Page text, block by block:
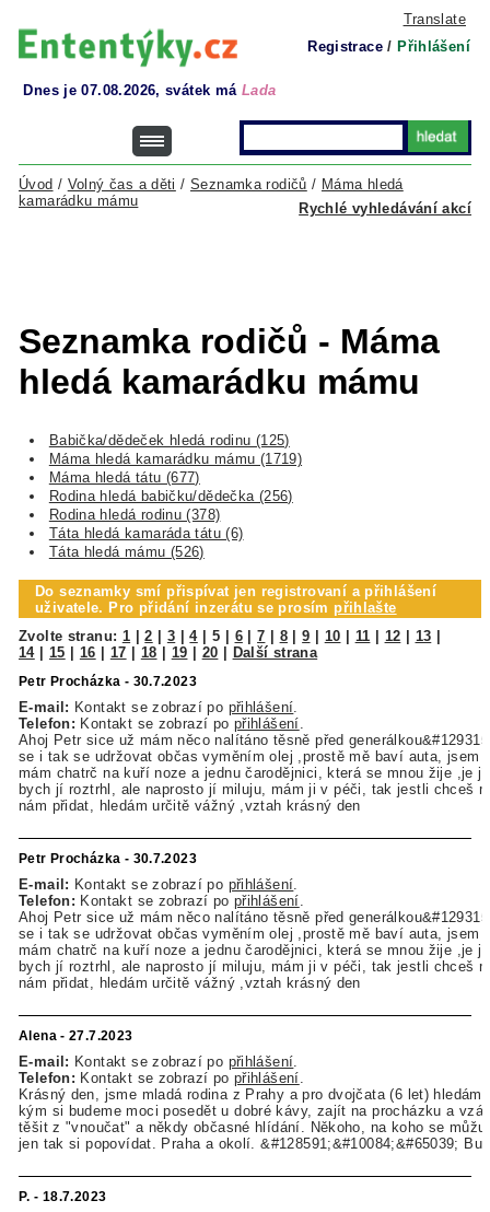
Translate
Registrace / Přihlášení
Dnes je 07.08.2026, svátek má Lada
Rychlé vyhledávání akcí
Úvod / Volný čas a děti /Seznamka rodičů / Máma hledá
kamarádku mámu
Seznamka rodičů - Máma
hledá kamarádku mámu
Babička/dědeček hledá rodinu (125)
Máma hledá kamarádku mámu (1719)
Máma hledá tátu (677)
Rodina hledá babičku/dědečka (256)
Rodina hledá rodinu (378)
Táta hledá kamaráda tátu (6)
Táta hledá mámu (526)
Do seznamky smí přispívat jen registrovaní a přihlášení
uživatele. Pro přidání inzerátu se prosímpřihlašte
Zvolte stranu: 1 |2 3 |4| 5 6|7 8|9 10 11 12 13
14| 15 16 17 18 19 20 Další strana
Petr Procházka - 30.7.2023
E-mail: Kontakt se zobrazí po přihlášení
Telefon: Kontakt se zobrazí po přihlášení
Ahoj Petr sice už mám něco nalítáno těsně před
se i tak se udržovat občas vyměním olej ,prostě mě baví auta, jsem
mám chatrč na kuří noze a jednu čarodějnici, která se mnou žije ,je
bych jí roztrhl, ale naprosto jí miluju, mám ji v péči, tak jestli chceš
nám přidat, hledám určitě vážný ,vztah krásný den
Petr Procházka - 30.7.2023
E-mail: Kontakt se zobrazí po přihlášení
Telefon: Kontakt se zobrazí po přihlášení
Ahoj Petr sice už mám něco nalítáno těsně před
se i tak se udržovat občas vyměním olej ,prostě mě baví auta, jsem
mám chatrč na kuří noze a jednu čarodějnici, která se mnou žije ,je
bych jí roztrhl, ale naprosto jí miluju, mám ji v péči, tak jestli chceš
nám přidat, hledám určitě vážný ,vztah krásný den
Alena - 27.7.2023
E-mail: Kontakt se zobrazí po přihlášení
Telefon: Kontakt se zobrazí po přihlášení
Krásný den, jsme mladá rodina z Prahy a pro dvojčata (6 let) hledám
kým si budeme moci posedět u dobré kávy, zajít na procházku a
těšit z "vnoučat" a někdy občasné hlídání. Někoho, na koho se
jen tak si popovídat. Praha a okolí. &#128591;&#10084;&#65039;
P. - 18.7.2023